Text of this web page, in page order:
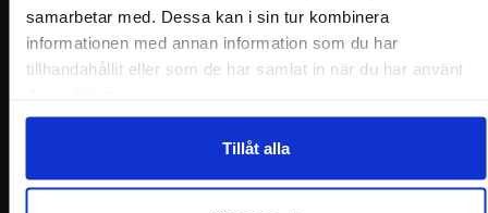
samarbetar med. Dessa kan i sin tur kombinera
informationen med annan information som du har
tillhandahållit eller som de har samlat in när du har använt
Tillåt alla
Ditt namn
Din e-post